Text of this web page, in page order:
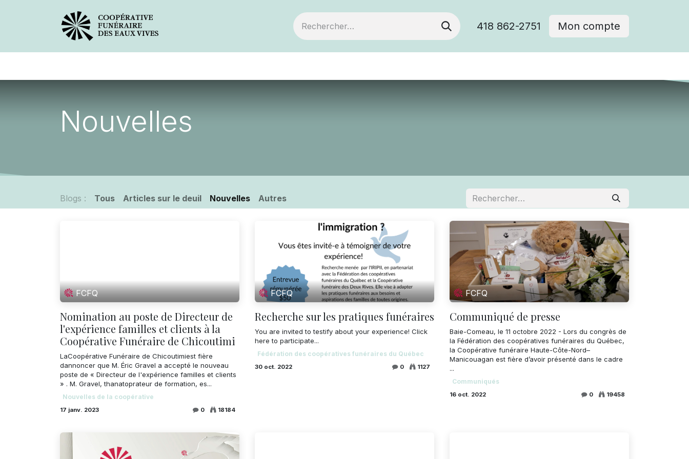
418 862-2751 Mon compte
Nouvelles
Blogs : Tous Articles sur le deuil Nouvelles Autres
FCFQ
Nomination au poste de Directeur de
l'expérience familles et clients à la
Coopérative Funéraire de Chicoutimi
LaCoopérative Funéraire de Chicoutimiest fière
dannoncer que M. Éric Gravel a accepté le nouveau
poste de « Directeur de l'expérience familles et clients
» . M. Gravel, thanatoprateur de formation, es...
Nouvelles de la coopérative
17 janv. 2023 0 18184
FCFQ
Recherche sur les pratiques funéraires
You are invited to testify about your experience! Click
here to participate...
Fédération des coopératives funéraires du Québec
30 oct. 2022 0 1127
FCFQ
Communiqué de presse
Baie-Comeau, le 11 octobre 2022 - Lors du congrès de
la Fédération des coopératives funéraires du Québec,
la Coopérative funéraire Haute-Côte-Nord–
Manicouagan est fière d’avoir présenté dans le cadre
...
Communiqués
16 oct. 2022 0 19458